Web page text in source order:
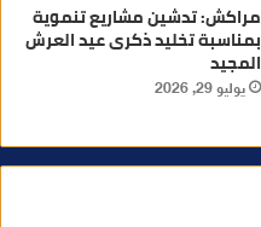
مراكش: تدشين مشاريع تنموية
بمناسبة تخليد ذكرى عيد العرش
المجيد
يوليو 29, 2026